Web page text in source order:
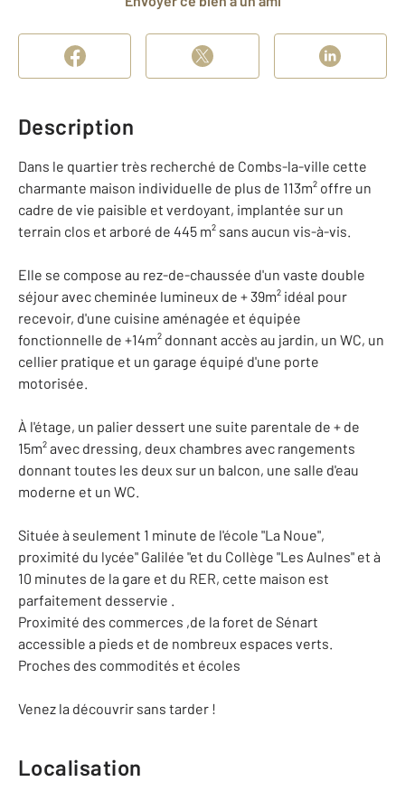
Description
Dans le quartier très recherché de Combs-la-ville cette
charmante maison individuelle de plus de 113m² offre un
cadre de vie paisible et verdoyant, implantée sur un
terrain clos et arboré de 445 m² sans aucun vis-à-vis.
Elle se compose au rez-de-chaussée d'un vaste double
séjour avec cheminée lumineux de + 39m² idéal pour
recevoir, d'une cuisine aménagée et équipée
fonctionnelle de +14m² donnant accès au jardin, un WC, un
cellier pratique et un garage équipé d'une porte
motorisée.
À l'étage, un palier dessert une suite parentale de + de
15m² avec dressing, deux chambres avec rangements
donnant toutes les deux sur un balcon, une salle d'eau
moderne et un WC.
Située à seulement 1 minute de l'école "La Noue",
proximité du lycée" Galilée "et du Collège "Les Aulnes" et à
10 minutes de la gare et du RER, cette maison est
parfaitement desservie .
Proximité des commerces ,de la foret de Sénart
accessible a pieds et de nombreux espaces verts.
Proches des commodités et écoles
Venez la découvrir sans tarder !
Localisation